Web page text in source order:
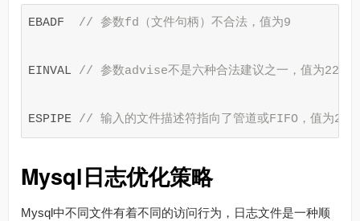
EBADF // 参数fd（文件句柄）不合法，值为9
EINVAL // 参数advise不是六种合法建议之一，值为22
ESPIPE // 输入的文件描述符指向了管道或FIFO，值为29
Mysql日志优化策略
Mysql中不同文件有着不同的访问行为，日志文件是一种顺